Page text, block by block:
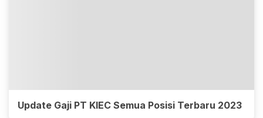
Update Gaji PT KIEC Semua Posisi Terbaru 2023